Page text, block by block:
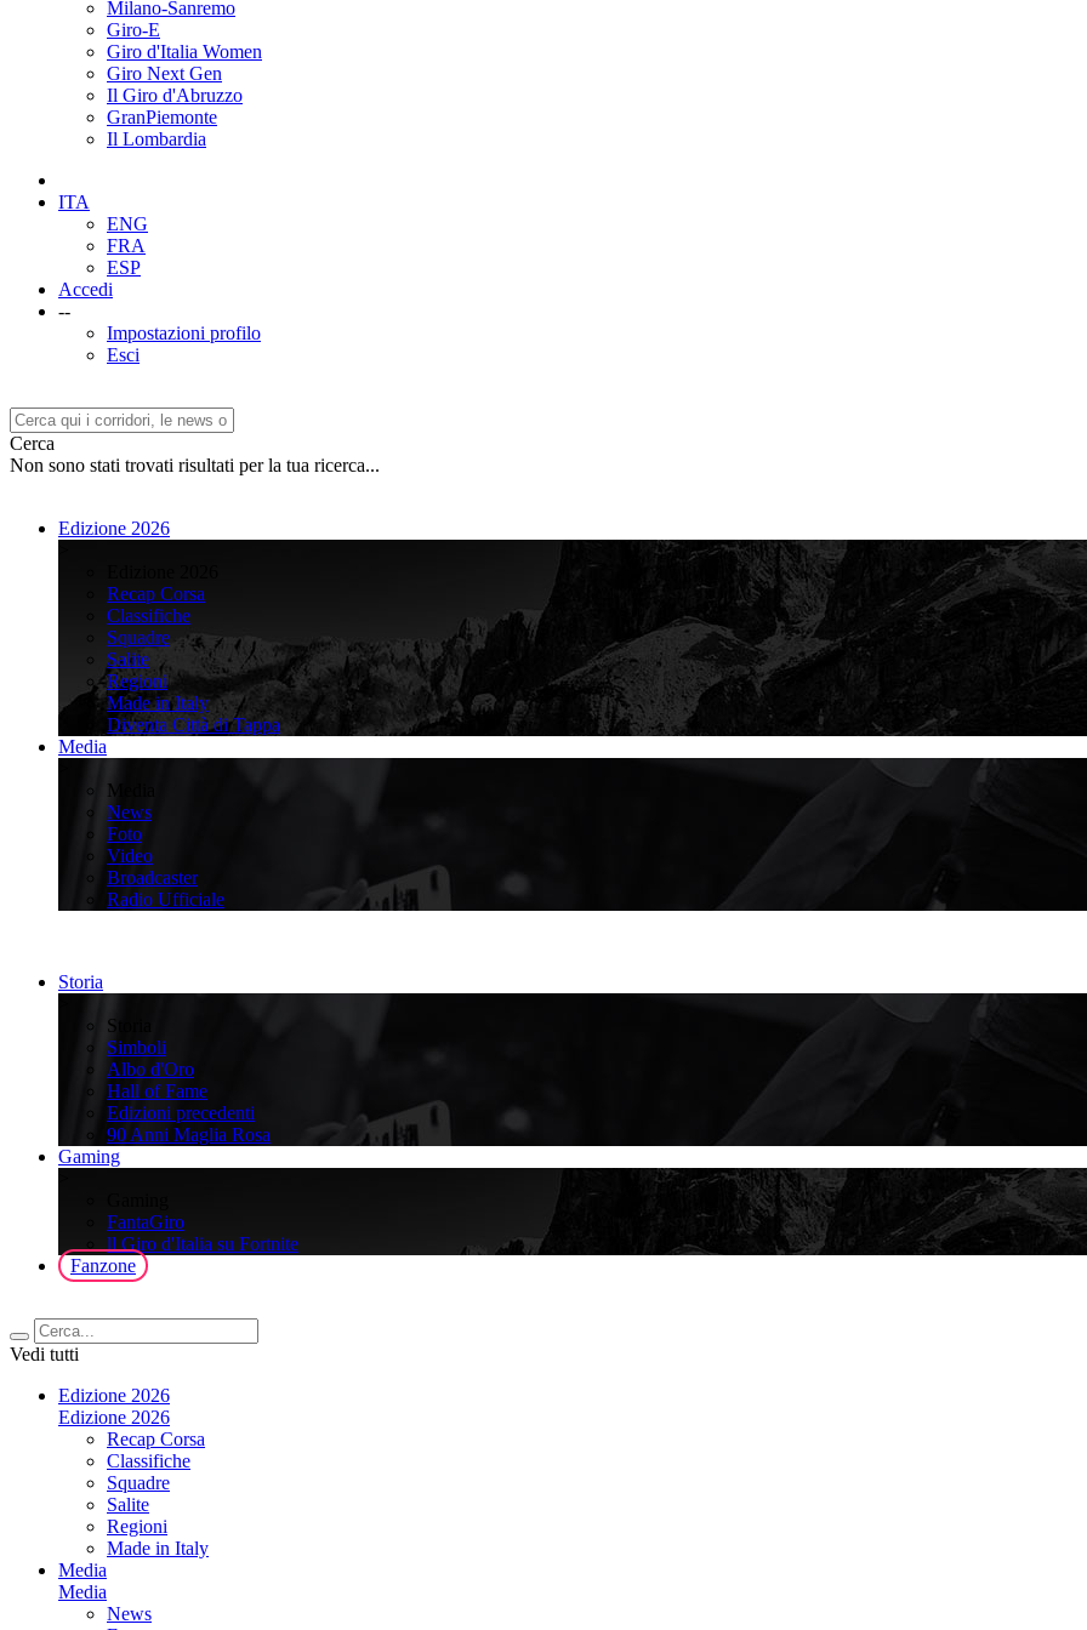
Milano-Sanremo
Giro-E
Giro d'Italia Women
Giro Next Gen
Il Giro d'Abruzzo
GranPiemonte
Il Lombardia
ITA
ENG
FRA
ESP
Accedi
--
Impostazioni profilo
Esci
Cerca
Non sono stati trovati risultati per la tua ricerca...
Edizione 2026
Recap Corsa
Classifiche
Squadre
Salite
Regioni
Made in Italy
Diventa Città di Tappa
Media
Media
News
Foto
Video
Broadcaster
Radio Ufficiale
Storia
Storia
Simboli
Albo d'Oro
Hall of Fame
Edizioni precedenti
90 Anni Maglia Rosa
Gaming
FantaGiro
ll Giro d'Italia su Fortnite
Fanzone
Vedi tutti
Edizione 2026
Edizione 2026
Recap Corsa
Classifiche
Squadre
Salite
Regioni
Made in Italy
Media
Media
News